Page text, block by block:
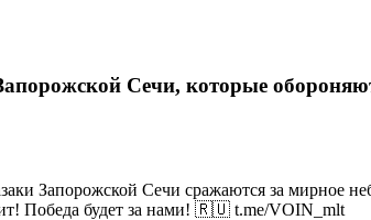
Сечи, которые
Запорожской Сечи сражаются за мирное
Победа будет за нами! 🇷🇺 t.me/VOIN_mlt